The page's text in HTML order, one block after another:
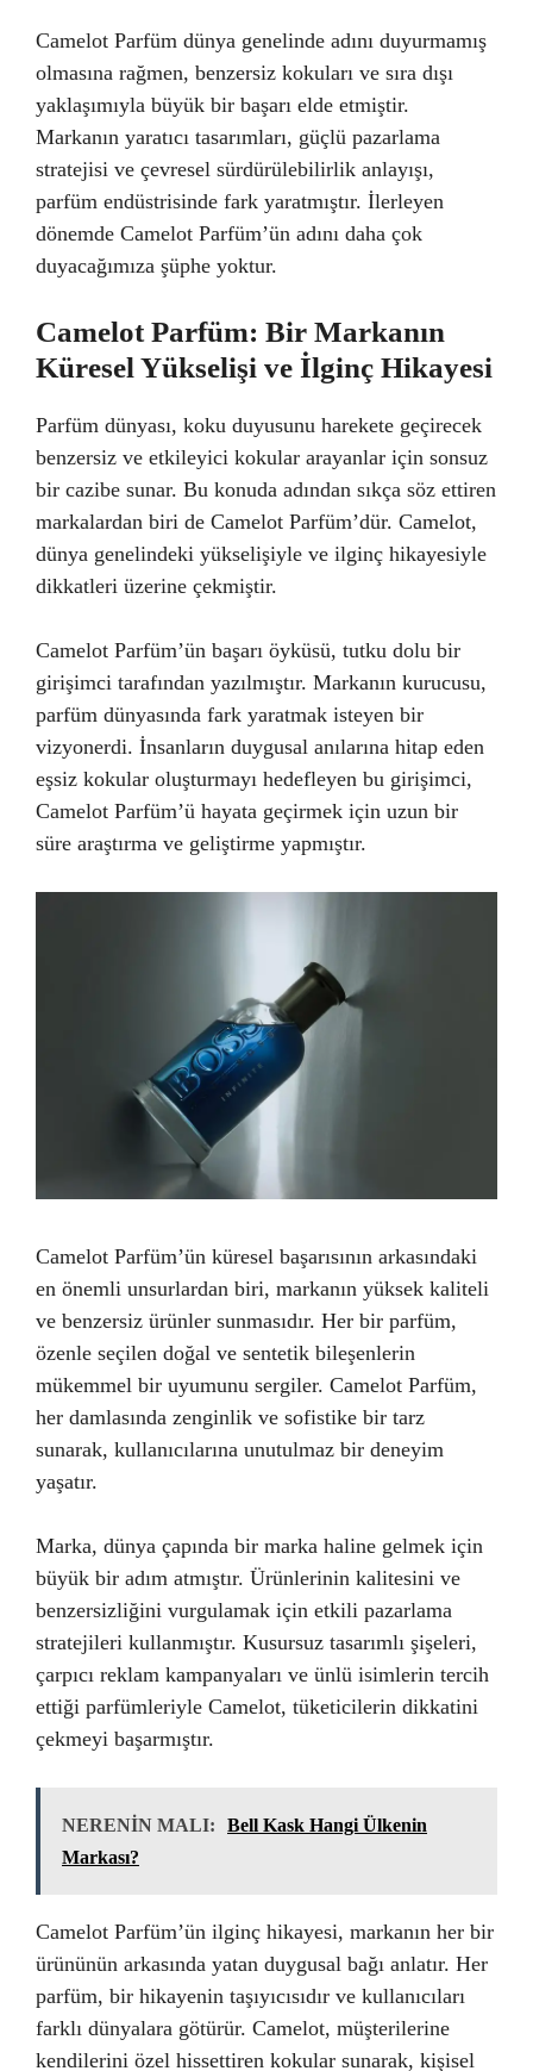
Camelot Parfüm dünya genelinde adını duyurmamış
olmasına rağmen, benzersiz kokuları ve sıra dışı
yaklaşımıyla büyük bir başarı elde etmiştir.
Markanın yaratıcı tasarımları, güçlü pazarlama
stratejisi ve çevresel sürdürülebilirlik anlayışı,
parfüm endüstrisinde fark yaratmıştır. İlerleyen
dönemde Camelot Parfüm’ün adını daha çok
duyacağımıza şüphe yoktur.
Camelot Parfüm: Bir Markanın
Küresel Yükselişi ve İlginç Hikayesi
Parfüm dünyası, koku duyusunu harekete geçirecek
benzersiz ve etkileyici kokular arayanlar için sonsuz
bir cazibe sunar. Bu konuda adından sıkça söz ettiren
markalardan biri de Camelot Parfüm’dür. Camelot,
dünya genelindeki yükselişiyle ve ilginç hikayesiyle
dikkatleri üzerine çekmiştir.
Camelot Parfüm’ün başarı öyküsü, tutku dolu bir
girişimci tarafından yazılmıştır. Markanın kurucusu,
parfüm dünyasında fark yaratmak isteyen bir
vizyonerdi. İnsanların duygusal anılarına hitap eden
eşsiz kokular oluşturmayı hedefleyen bu girişimci,
Camelot Parfüm’ü hayata geçirmek için uzun bir
süre araştırma ve geliştirme yapmıştır.
Camelot Parfüm’ün küresel başarısının arkasındaki
en önemli unsurlardan biri, markanın yüksek kaliteli
ve benzersiz ürünler sunmasıdır. Her bir parfüm,
özenle seçilen doğal ve sentetik bileşenlerin
mükemmel bir uyumunu sergiler. Camelot Parfüm,
her damlasında zenginlik ve sofistike bir tarz
sunarak, kullanıcılarına unutulmaz bir deneyim
yaşatır.
Marka, dünya çapında bir marka haline gelmek için
büyük bir adım atmıştır. Ürünlerinin kalitesini ve
benzersizliğini vurgulamak için etkili pazarlama
stratejileri kullanmıştır. Kusursuz tasarımlı şişeleri,
çarpıcı reklam kampanyaları ve ünlü isimlerin tercih
ettiği parfümleriyle Camelot, tüketicilerin dikkatini
çekmeyi başarmıştır.
NERENİN MALI:
Bell Kask Hangi Ülkenin
Markası?
Camelot Parfüm’ün ilginç hikayesi, markanın her bir
ürününün arkasında yatan duygusal bağı anlatır. Her
parfüm, bir hikayenin taşıyıcısıdır ve kullanıcıları
farklı dünyalara götürür. Camelot, müşterilerine
kendilerini özel hissettiren kokular sunarak, kişisel